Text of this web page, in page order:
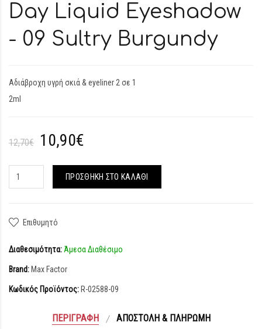
Day Liquid Eyeshadow
- 09 Sultry Burgundy
Αδιάβροχη υγρή σκιά & eyeliner 2 σε 1
2ml
12,70€ 10,90€
ΠΡΟΣΘΉΚΗ ΣΤΟ ΚΑΛΆΘΙ
Επιθυμητό
Διαθεσιμότητα: Άμεσα Διαθέσιμο
Brand: Max Factor
Κωδικός Προϊόντος: R-02588-09
ΠΕΡΙΓΡΑΦΉ ΑΠΟΣΤΟΛΉ & ΠΛΗΡΩΜΉ